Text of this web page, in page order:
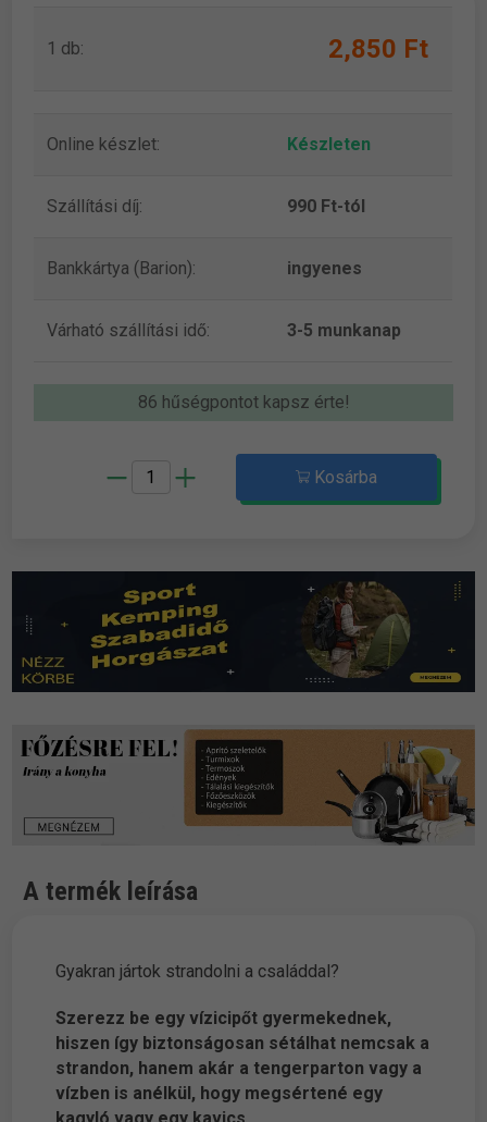
1 db: 2,850 Ft
Online készlet: Készleten
Szállítási díj: 990 Ft-tól
Bankkártya (Barion): ingyenes
Várható szállítási idő: 3-5 munkanap
86 hűségpontot kapsz érte!
Kosárba
A termék leírása
Gyakran jártok strandolni a családdal?
Szerezz be egy vízicipőt gyermekednek,
hiszen így biztonságosan sétálhat nemcsak a
strandon, hanem akár a tengerparton vagy a
vízben is anélkül, hogy megsértené egy